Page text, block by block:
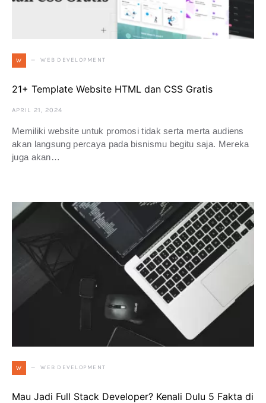
W WEB DEVELOPMENT
21+ Template Website HTML dan CSS Gratis
APRIL 21, 2024
Memiliki website untuk promosi tidak serta merta audiens
akan langsung percaya pada bisnismu begitu saja. Mereka
juga akan…
W WEB DEVELOPMENT
Mau Jadi Full Stack Developer? Kenali Dulu 5 Fakta di